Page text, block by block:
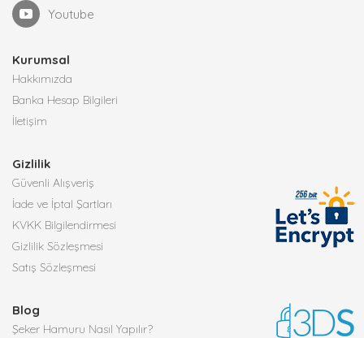
Youtube
Kurumsal
Hakkımızda
Banka Hesap Bilgileri
İletişim
Gizlilik
Güvenli Alışveriş
İade ve İptal Şartları
KVKK Bilgilendirmesi
Gizlilik Sözleşmesi
Satış Sözleşmesi
Blog
Şeker Hamuru Nasıl Yapılır?